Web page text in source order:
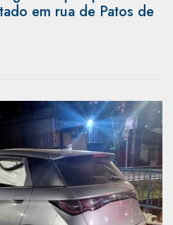
em rua de Patos de